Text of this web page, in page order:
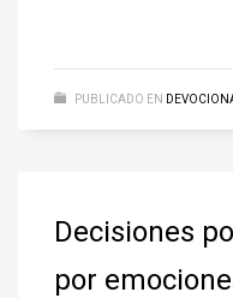
PUBLICADO EN
Decisiones
por